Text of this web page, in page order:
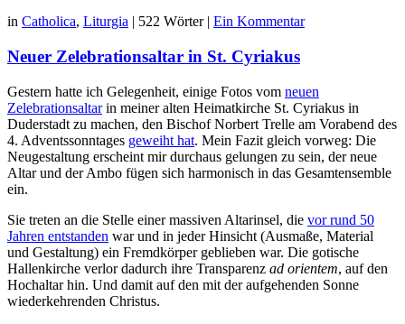
in Catholica, Liturgia 522 Wörter Ein Kommentar
Neuer Zelebrationsaltar in St. Cyriakus
Gestern hatte ich Gelegenheit, einige Fotos vom neuen
Zelebrationsaltarin meiner alten Heimatkirche St. Cyriakus in
Duderstadt zu machen, den Bischof Norbert Trelle am Vorabend des
4. Adventssonntages geweiht hat. Mein Fazit gleich vorweg: Die
Neugestaltung erscheint mir durchaus gelungen zu sein, der neue
Altar und der Ambo fügen sich harmonisch in das Gesamtensemble
ein.
Sie treten an die Stelle einer massiven Altarinsel, die vor rund 50
Jahren entstanden war und in jeder Hinsicht (Ausmaße, Material
und Gestaltung) ein Fremdkörper geblieben war. Die gotische
Hallenkirche verlor dadurch ihre Transparenz ad orientem, auf den
Hochaltar hin. Und damit auf den mit der aufgehenden Sonne
wiederkehrenden Christus.